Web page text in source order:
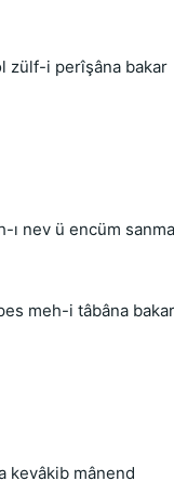
zülf-i perîşâna bakar
ı nev ü encüm
meh-i tâbâna bakar
kevâkib mânend